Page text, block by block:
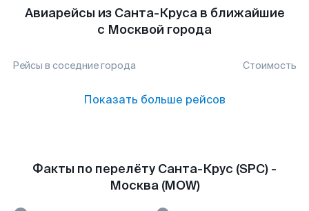
Авиарейсы из Санта-Круса в ближайшие
с Москвой города
Рейсы в соседние города Стоимость
Показать больше рейсов
Факты по перелёту Санта-Крус (SPC) -
Москва (MOW)